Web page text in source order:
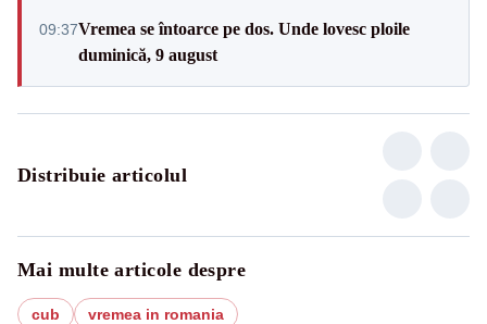
09:37Vremea se întoarce pe dos. Unde lovesc ploile
duminică, 9 august
Distribuie articolul
Mai multe articole despre
cub vremea in romania